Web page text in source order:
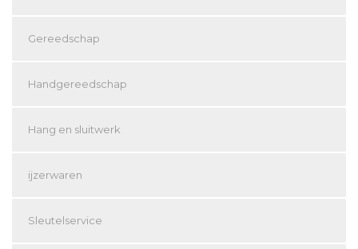
Gereedschap
Handgereedschap
Hang en sluitwerk
ijzerwaren
Sleutelservice